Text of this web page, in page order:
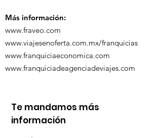
Más información:
www.fraveo.com
www.viajesenoferta.com.mx/franquicias
www.franquiciaeconomica.com
www.franquiciadeagenciadeviajes.com
Te mandamos más
información